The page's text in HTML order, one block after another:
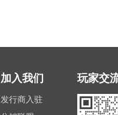
加入我们
发行商入驻
玩家交